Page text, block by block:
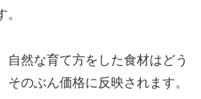
自然な育て方をした食材はどう
そのぶん価格に反映されます。